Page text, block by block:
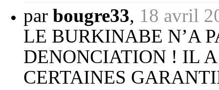
par bougre33, 18 avril
LE BURKINABE N’A
DENONCIATION ! IL
CERTAINES